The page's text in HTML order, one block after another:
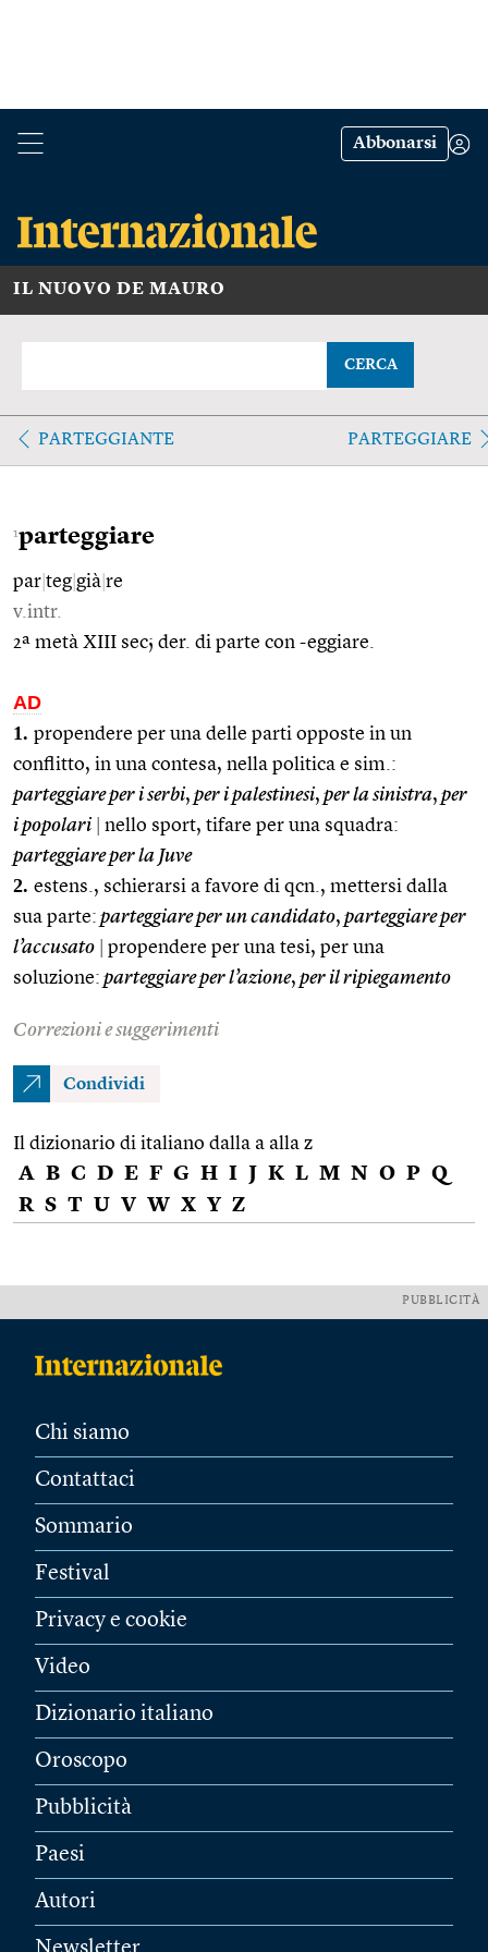
Abbonarsi
IL NUOVO DE MAURO
CERCA
PARTEGGIANTE PARTEGGIARE
1parteggiare
par teg già re
v.intr.
2ª metà XIII sec; der. di parte con -eggiare.
AD
1. propendere per una delle parti opposte in un
conflitto, in una contesa, nella politica e sim.:
parteggiare per i serbi, per i palestinesi, per la sinistra, per
i popolari
nello sport, tifare per una squadra:
parteggiare per la Juve
2. estens., schierarsi a favore di qcn., mettersi dalla
sua parte: parteggiare per un candidato, parteggiare per
l’accusato
propendere per una tesi, per una
soluzione: parteggiare per l’azione, per il ripiegamento
Correzioni e suggerimenti
Condividi
Il dizionario di italiano dalla a alla z
A B C D E F G H I J K L M N O P Q
R S T U V W X Y Z
PUBBLICITÀ
Chi siamo
Contattaci
Sommario
Festival
Privacy e cookie
Video
Dizionario italiano
Oroscopo
Pubblicità
Paesi
Autori